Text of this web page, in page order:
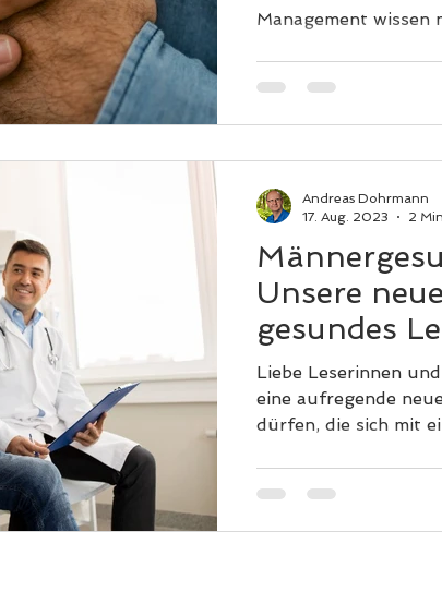
Management wissen müssen
Unsere
gesundes
Liebe Leserinnen
eine aufregende
dürfen, die sich mit
Andreas Dohrmann
17. Aug. 2023
2